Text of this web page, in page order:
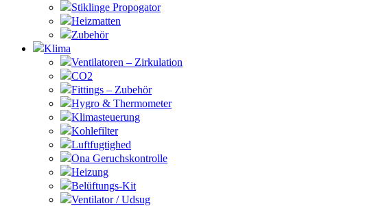
Stiklinge Propogator
Heizmatten
Zubehör
Klima
Ventilatoren – Zirkulation
CO2
Fittings – Zubehör
Hygro & Thermometer
Klimasteuerung
Kohlefilter
Luftfugtighed
Ona Geruchskontrolle
Heizung
Belüftungs-Kit
Ventilator / Udsug